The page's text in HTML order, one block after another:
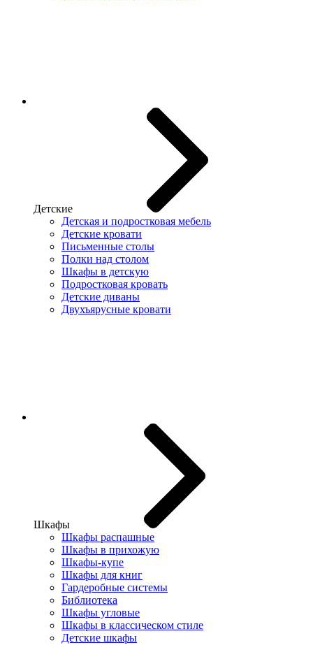
Детские
Детская и подростковая мебель
Детские кровати
Письменные столы
Полки над столом
Шкафы в детскую
Подростковая кровать
Детские диваны
Двухъярусные кровати
Шкафы
Шкафы распашные
Шкафы в прихожую
Шкафы-купе
Шкафы для книг
Гардеробные системы
Библиотека
Шкафы угловые
Шкафы в классическом стиле
Детские шкафы